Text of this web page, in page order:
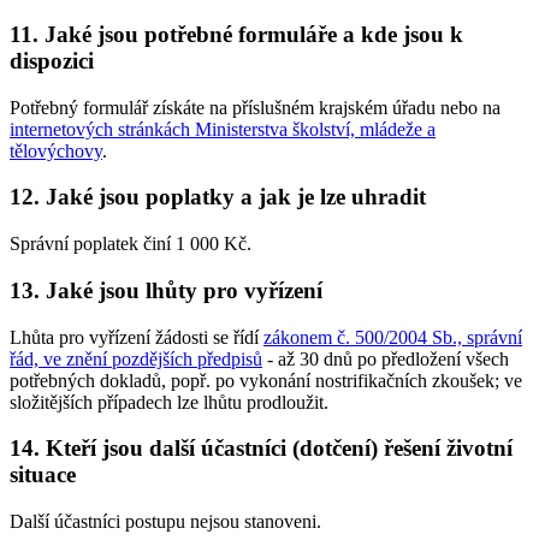
11. Jaké jsou potřebné formuláře a kde jsou k
dispozici
Potřebný formulář získáte na příslušném krajském úřadu nebo na
internetových stránkách Ministerstva školství, mládeže a
tělovýchovy.
12. Jaké jsou poplatky a jak je lze uhradit
Správní poplatek činí 1 000 Kč.
13. Jaké jsou lhůty pro vyřízení
Lhůta pro vyřízení žádosti se řídízákonem č. 500/2004 Sb., správní
řád, ve znění pozdějších předpisů - až 30 dnů po předložení všech
potřebných dokladů, popř. po vykonání nostrifikačních zkoušek; ve
složitějších případech lze lhůtu prodloužit.
14. Kteří jsou další účastníci (dotčení) řešení životní
situace
Další účastníci postupu nejsou stanoveni.